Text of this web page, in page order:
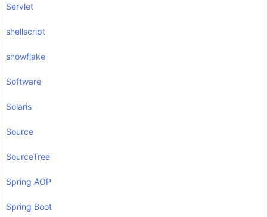
Servlet
shellscript
snowflake
Software
Solaris
Source
SourceTree
Spring AOP
Spring Boot